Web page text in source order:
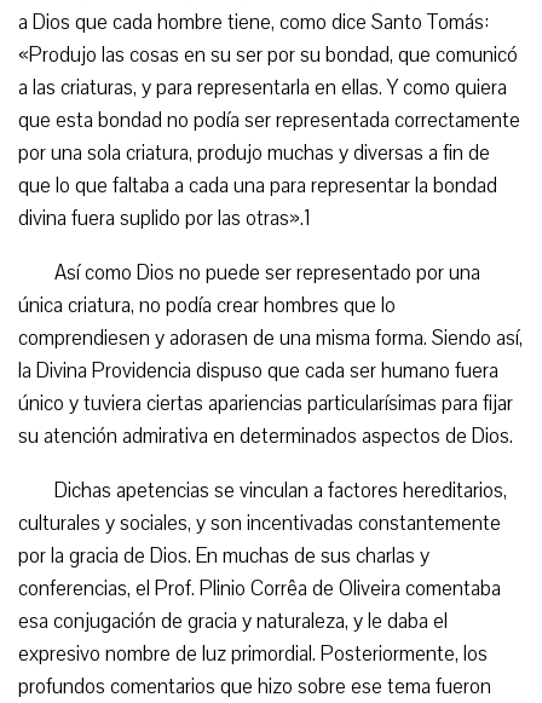
a Dios que cada hombre tiene, como dice Santo Tomás:
«Produjo las cosas en su ser por su bondad, que comunicó
a las criaturas, y para representarla en ellas. Y como quiera
que esta bondad no podía ser representada correctamente
por una sola criatura, produjo muchas y diversas a fin de
que lo que faltaba a cada una para representar la bondad
divina fuera suplido por las otras».1
Así como Dios no puede ser representado por una
única criatura, no podía crear hombres que lo
comprendiesen y adorasen de una misma forma. Siendo así,
la Divina Providencia dispuso que cada ser humano fuera
único y tuviera ciertas apariencias particularísimas para fijar
su atención admirativa en determinados aspectos de Dios.
Dichas apetencias se vinculan a factores hereditarios,
culturales y sociales, y son incentivadas constantemente
por la gracia de Dios. En muchas de sus charlas y
conferencias, el Prof. Plinio Corrêa de Oliveira comentaba
esa conjugación de gracia y naturaleza, y le daba el
expresivo nombre de luz primordial. Posteriormente, los
profundos comentarios que hizo sobre ese tema fueron